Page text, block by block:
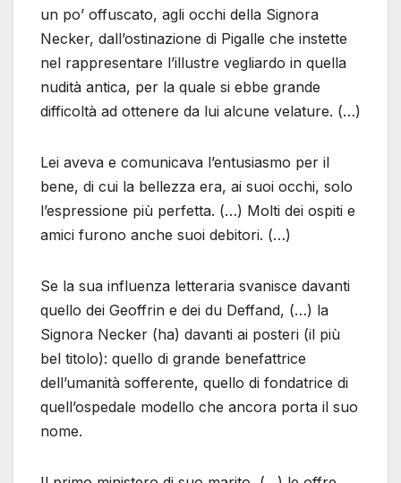
un po’ offuscato, agli occhi della Signora
Necker, dall’ostinazione di Pigalle che instette
nel rappresentare l’illustre vegliardo in quella
nudità antica, per la quale si ebbe grande
difficoltà ad ottenere da lui alcune velature. (…)
Lei aveva e comunicava l’entusiasmo per il
bene, di cui la bellezza era, ai suoi occhi, solo
l’espressione più perfetta. (…) Molti dei ospiti e
amici furono anche suoi debitori. (…)
Se la sua influenza letteraria svanisce davanti
quello dei Geoffrin e dei du Deffand, (…) la
Signora Necker (ha) davanti ai posteri (il più
bel titolo): quello di grande benefattrice
dell’umanità sofferente, quello di fondatrice di
quell’ospedale modello che ancora porta il suo
nome.